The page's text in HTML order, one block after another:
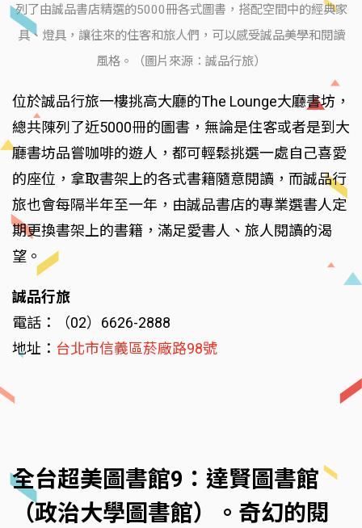
列了由誠品書店精選的5000冊各式圖書，搭配空間中的經典家
具、燈具，讓往來的住客和旅人們，可以感受誠品美學和閱讀
風格。（圖片來源：誠品行旅）
位於誠品行旅一樓挑高大廳的The Lounge大廳書坊，
總共陳列了近5000冊的圖書，無論是住客或者是到大
廳書坊品嘗咖啡的遊人，都可輕鬆挑選一處自己喜愛
的座位，拿取書架上的各式書籍隨意閱讀，而誠品行
旅也會每隔半年至一年，由誠品書店的專業選書人定
期更換書架上的書籍，滿足愛書人、旅人閱讀的渴
望。
誠品行旅
電話：（02）6626-2888
地址： 台北市信義區菸廠路98號
全台超美圖書館9：達賢圖書館
（政治大學圖書館）。奇幻的閱